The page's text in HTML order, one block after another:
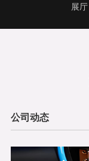
展厅
公司动态